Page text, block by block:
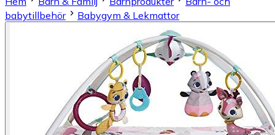
babytillbehör
Babygym & Lekmattor